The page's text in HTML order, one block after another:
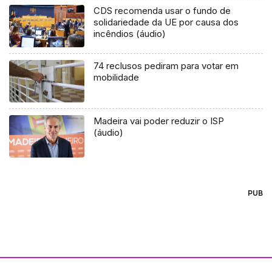
CDS recomenda usar o fundo de
solidariedade da UE por causa dos
incêndios (áudio)
74 reclusos pediram para votar em
mobilidade
Madeira vai poder reduzir o ISP
(áudio)
PUB